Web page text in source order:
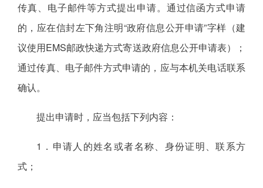
传真、电子邮件等方式提出申请。通过信函方式申请
的，应在信封左下角注明“政府信息公开申请”字样（建
议使用EMS邮政快递方式寄送政府信息公开申请表）；
通过传真、电子邮件方式申请的，应与本机关电话联系
确认。
提出申请时，应当包括下列内容：
1．申请人的姓名或者名称、身份证明、联系方
式；